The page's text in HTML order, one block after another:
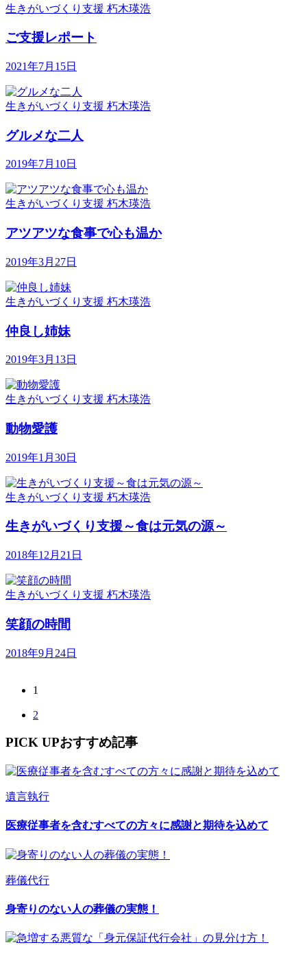
生きがいづくり支援 朽木瑛浩
ご支援レポート
2021年7月15日
生きがいづくり支援 朽木瑛浩
グルメな二人
2019年7月10日
生きがいづくり支援 朽木瑛浩
アツアツな食事で心も温か
2019年3月27日
生きがいづくり支援 朽木瑛浩
仲良し姉妹
2019年3月13日
生きがいづくり支援 朽木瑛浩
動物愛護
2019年1月30日
生きがいづくり支援 朽木瑛浩
生きがいづくり支援～食は元気の源～
2018年12月21日
生きがいづくり支援 朽木瑛浩
笑顔の時間
2018年9月24日
1
2
PICK UPおすすめ記事
遺言執行
医療従事者を含むすべての方々に感謝と期待を込めて
葬儀代行
身寄りのない人の葬儀の実態！